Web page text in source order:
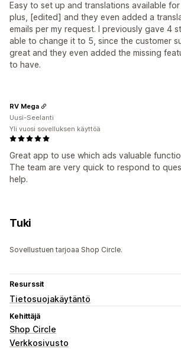
Easy to set up and translations available
plus, [edited] and they even added a
emails per my request. I previously gave 4
able to change it to 5, since the customer
great and they even added the missing
to have.
Great app to use which ads valuable
The team are very quick to respond to
help.
RV Mega
Uusi-Seelanti
Yli vuosi sovelluksen käyttöä
Tuki
Sovellustuen tarjoaa Shop Circle.
Resurssit
Tietosuojakäytäntö
Kehittäjä
Shop Circle
Verkkosivusto